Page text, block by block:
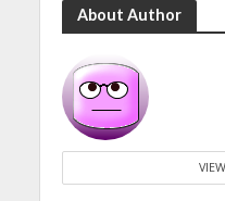
About Author